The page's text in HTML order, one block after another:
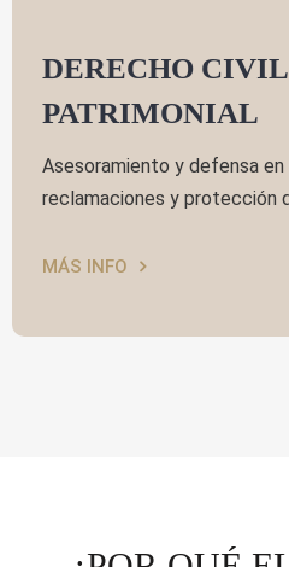
DERECHO
PATRIMONIAL
Asesoramiento y defensa
reclamaciones y protección
MÁS INFO